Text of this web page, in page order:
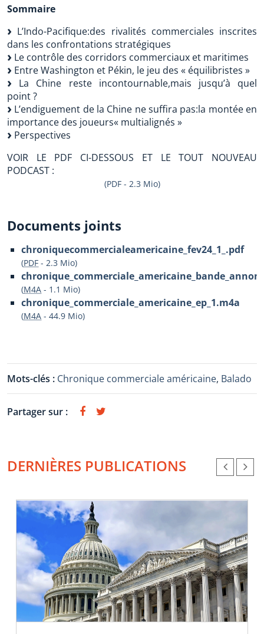
Sommaire
L’Indo-Pacifique:des rivalités commerciales inscrites
dans les confrontations stratégiques
Le contrôle des corridors commerciaux et maritimes
Entre Washington et Pékin, le jeu des « équilibristes »
La Chine reste incontournable,mais jusqu’à quel
point ?
L’endiguement de la Chine ne suffira pas:la montée en
importance des joueurs« multialignés »
Perspectives
VOIR LE PDF CI-DESSOUS ET LE TOUT NOUVEAU
PODCAST :
(PDF - 2.3 Mio)
Documents joints
chroniquecommercialeamericaine_fev24_1_.pdf
(PDF - 2.3 Mio)
(M4A - 1.1 Mio)
chronique_commerciale_americaine_ep_1.m4a
(M4A - 44.9 Mio)
Mots-clés : Chronique commerciale américaine, Balado
Partager sur :
DERNIÈRES PUBLICATIONS